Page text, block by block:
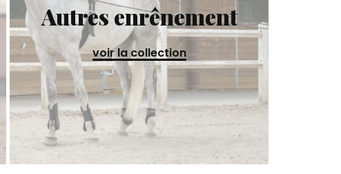
Autres enrênement
voir la collection